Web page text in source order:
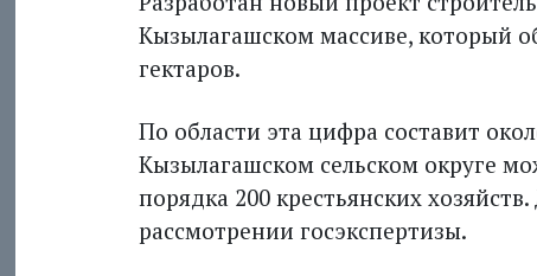
Кызылагашском массиве, который
гектаров.
По области эта цифра составит
Кызылагашском сельском округе
порядка 200 крестьянских
рассмотрении госэкс­пертизы.